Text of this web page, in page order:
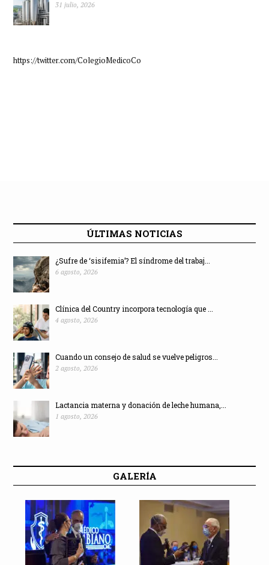
31 julio, 2026
https://twitter.com/ColegioMedicoCo
ÚLTIMAS NOTICIAS
¿Sufre de ‘sisifemia’? El síndrome del trabaj...
6 agosto, 2026
Clínica del Country incorpora tecnología que ...
4 agosto, 2026
Cuando un consejo de salud se vuelve peligros...
2 agosto, 2026
Lactancia materna y donación de leche humana,...
1 agosto, 2026
GALERÍA